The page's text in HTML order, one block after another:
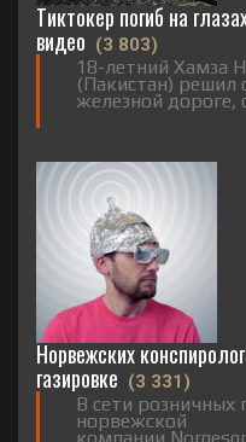
Тиктокер погиб на
видео (3 803)
18-летний Хамза
(Пакистан) решил
железной дороге,
Норвежских
газировке (3 331)
В сети розничных
норвежской